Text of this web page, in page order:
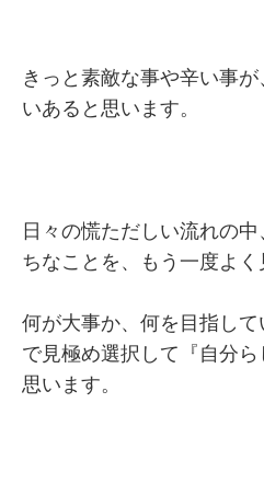
きっと素敵な事や辛い事
いあると思います。
日々の慌ただしい流れの
ちなことを、もう一度よく
何が大事か、何を目指し
で見極め選択して『自分
思います。